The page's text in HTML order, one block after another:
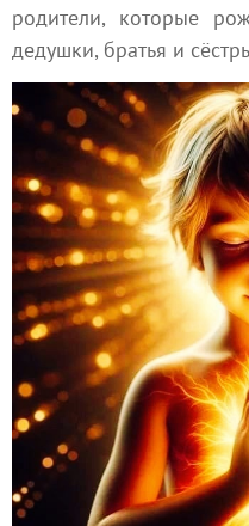
родители, которые
дедушки, братья и